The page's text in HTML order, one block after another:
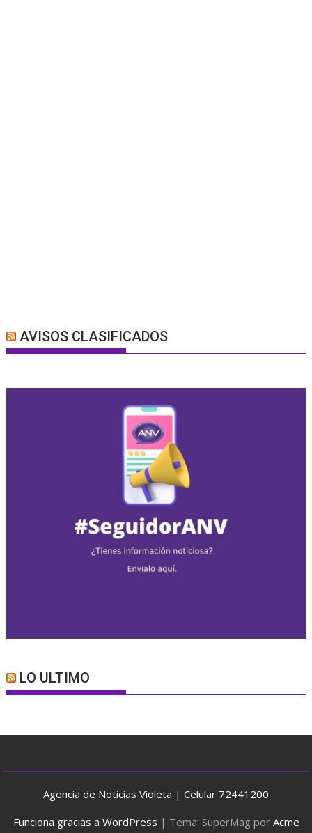
AVISOS CLASIFICADOS
LO ULTIMO
Agencia de Noticias Violeta | Celular 72441200
Funciona gracias a WordPress | Tema: SuperMag por Acme